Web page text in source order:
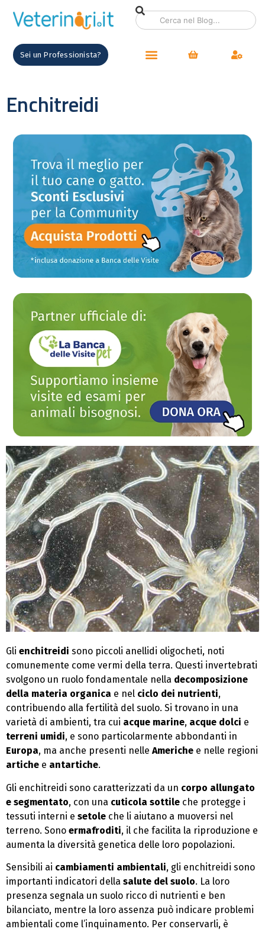
Sei un Professionista?
Enchitreidi
Gli enchitreidi sono piccoli anellidi oligocheti, noti
comunemente come vermi della terra. Questi invertebrati
svolgono un ruolo fondamentale nella decomposizione
della materia organica e nel ciclo dei nutrienti,
contribuendo alla fertilità del suolo. Si trovano in una
varietà di ambienti, tra cui acque marine, acque dolci e
terreni umidi, e sono particolarmente abbondanti in
Europa, ma anche presenti nelle Americhe e nelle regioni
artiche e antartiche.
Gli enchitreidi sono caratterizzati da un corpo allungato
e segmentato, con una cuticola sottile che protegge i
tessuti interni e setole che li aiutano a muoversi nel
terreno. Sono ermafroditi, il che facilita la riproduzione e
aumenta la diversità genetica delle loro popolazioni.
Sensibili ai cambiamenti ambientali, gli enchitreidi sono
importanti indicatori della salute del suolo. La loro
presenza segnala un suolo ricco di nutrienti e ben
bilanciato, mentre la loro assenza può indicare problemi
ambientali come l’inquinamento. Per conservarli, è